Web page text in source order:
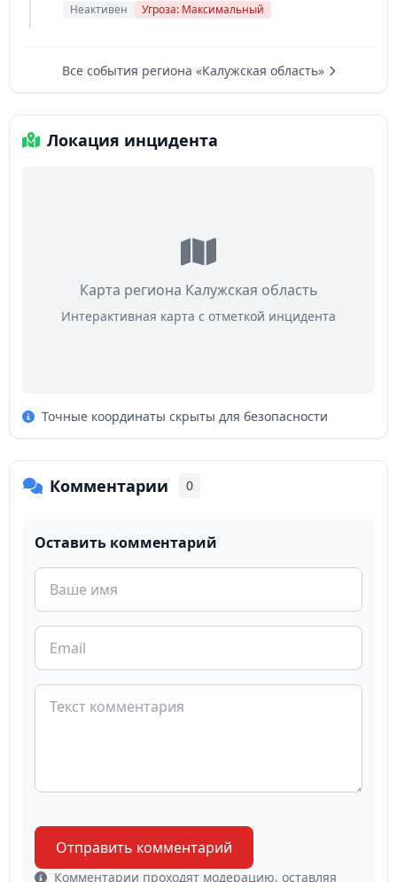
Неактивен Угроза: Максимальный
Все события региона «Калужская область»
Локация инцидента
Карта региона Калужская область
Интерактивная карта с отметкой инцидента
Точные координаты скрыты для безопасности
Комментарии 0
Оставить комментарий
Отправить комментарий
Комментарии проходят модерацию, оставляя